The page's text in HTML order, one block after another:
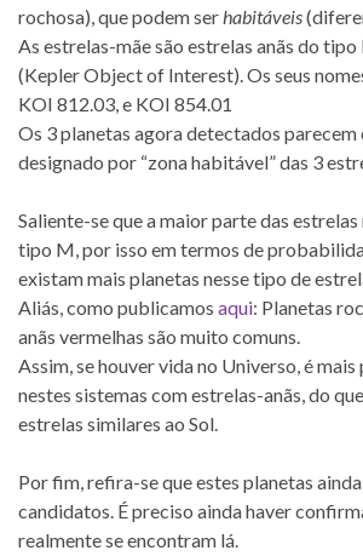
rochosa), que podem ser habitáveis
As estrelas-mãe são estrelas anãs do tipo
(Kepler Object of Interest). Os seus
KOI 812.03, e KOI 854.01
Os 3 planetas agora detectados parecem
designado por “zona habitável” das 3
Saliente-se que a maior parte das
tipo M, por isso em termos de
existam mais planetas nesse tipo de
Aliás, como publicamos aqui: Planetas
anãs vermelhas são muito comuns.
Assim, se houver vida no Universo, é
nestes sistemas com estrelas-anãs, do
estrelas similares ao Sol.
Por fim, refira-se que estes planetas
candidatos. É preciso ainda haver
realmente se encontram lá.